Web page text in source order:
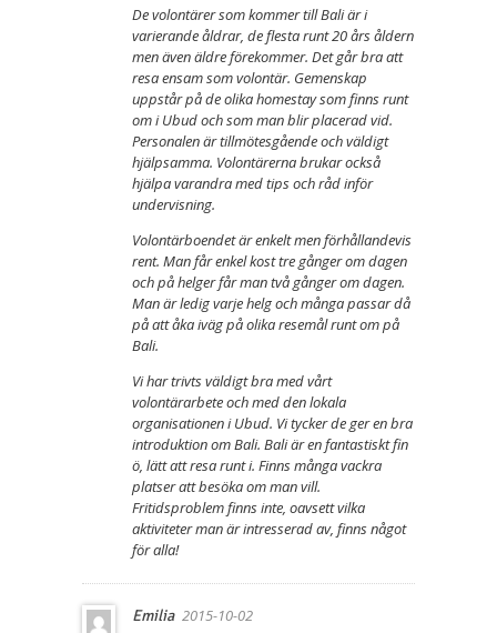
De volontärer som kommer till Bali är i
varierande åldrar, de flesta runt 20 års åldern
men även äldre förekommer. Det går bra att
resa ensam som volontär. Gemenskap
uppstår på de olika homestay som finns runt
om i Ubud och som man blir placerad vid.
Personalen är tillmötesgående och väldigt
hjälpsamma. Volontärerna brukar också
hjälpa varandra med tips och råd inför
undervisning.
Volontärboendet är enkelt men förhållandevis
rent. Man får enkel kost tre gånger om dagen
och på helger får man två gånger om dagen.
Man är ledig varje helg och många passar då
på att åka iväg på olika resemål runt om på
Bali.
Vi har trivts väldigt bra med vårt
volontärarbete och med den lokala
organisationen i Ubud. Vi tycker de ger en bra
introduktion om Bali. Bali är en fantastiskt fin
ö, lätt att resa runt i. Finns många vackra
platser att besöka om man vill.
Fritidsproblem finns inte, oavsett vilka
aktiviteter man är intresserad av, finns något
för alla!
Emilia 2015-10-02